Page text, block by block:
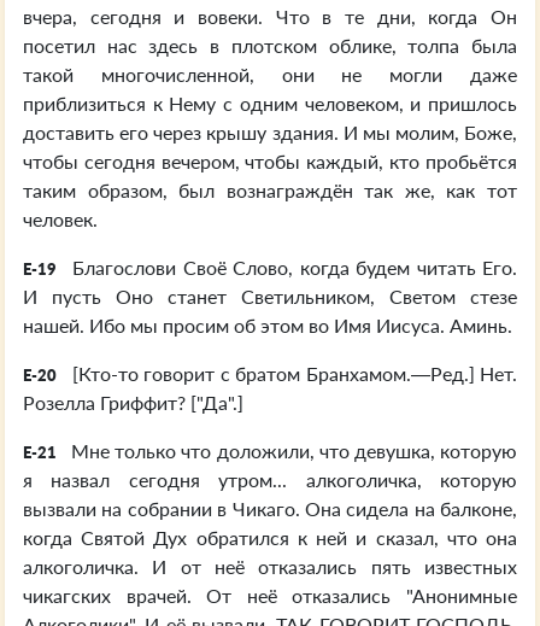
вчера, сегодня и вовеки. Что в те дни, когда Он
посетил нас здесь в плотском облике, толпа была
такой многочисленной, они не могли даже
приблизиться к Нему с одним человеком, и пришлось
доставить его через крышу здания. И мы молим, Боже,
чтобы сегодня вечером, чтобы каждый, кто пробьётся
таким образом, был вознаграждён так же, как тот
человек.
E-19
Благослови Своё Слово, когда будем читать Его.
И пусть Оно станет Светильником, Светом стезе
нашей. Ибо мы просим об этом во Имя Иисуса. Аминь.
E-20
[Кто-то говорит с братом Бранхамом.—Ред.] Нет.
Розелла Гриффит? ["Да".]
E-21
Мне только что доложили, что девушка, которую
я назвал сегодня утром... алкоголичка, которую
вызвали на собрании в Чикаго. Она сидела на балконе,
когда Святой Дух обратился к ней и сказал, что она
алкоголичка. И от неё отказались пять известных
чикагских врачей. От неё отказались "Анонимные